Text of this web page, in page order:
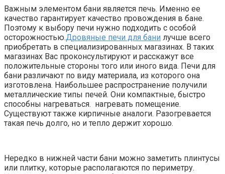
Важным элементом бани является печь. Именно ее
качество гарантирует качество провождения в бане.
Поэтому к выбору печи нужно подходить с особой
осторожностью.Дровяные печи для бани лучше всего
приобретать в специализированных магазинах. В таких
магазинах Вас проконсультируют и расскажут все
положительные стороны того или иного вида. Печи для
бани различают по виду материала, из которого она
изготовлена. Наибольшее распространение получили
металлические типы печей. Они компактные, быстро
способны нагреваться. нагревать помещение.
Существуют также кирпичные аналоги. Разогревается
такая печь долго, но и тепло держит хорошо.
Нередко в нижней части бани можно заметить плинтусы
или плитку, которые располагаются по периметру.